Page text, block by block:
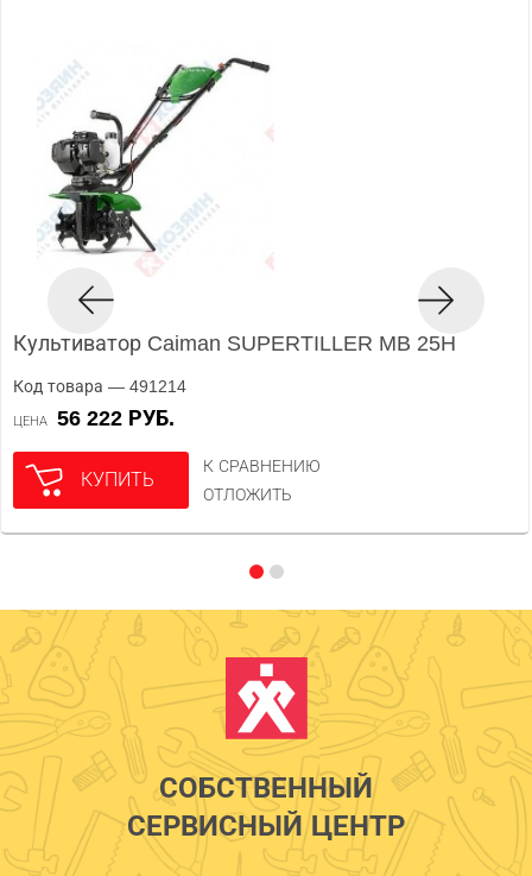
Культиватор Caiman SUPERTILLER MB 25H
Код товара — 491214
ЦЕНА 56 222 РУБ.
КУПИТЬ
К СРАВНЕНИЮ
ОТЛОЖИТЬ
СОБСТВЕННЫЙ
СЕРВИСНЫЙ ЦЕНТР